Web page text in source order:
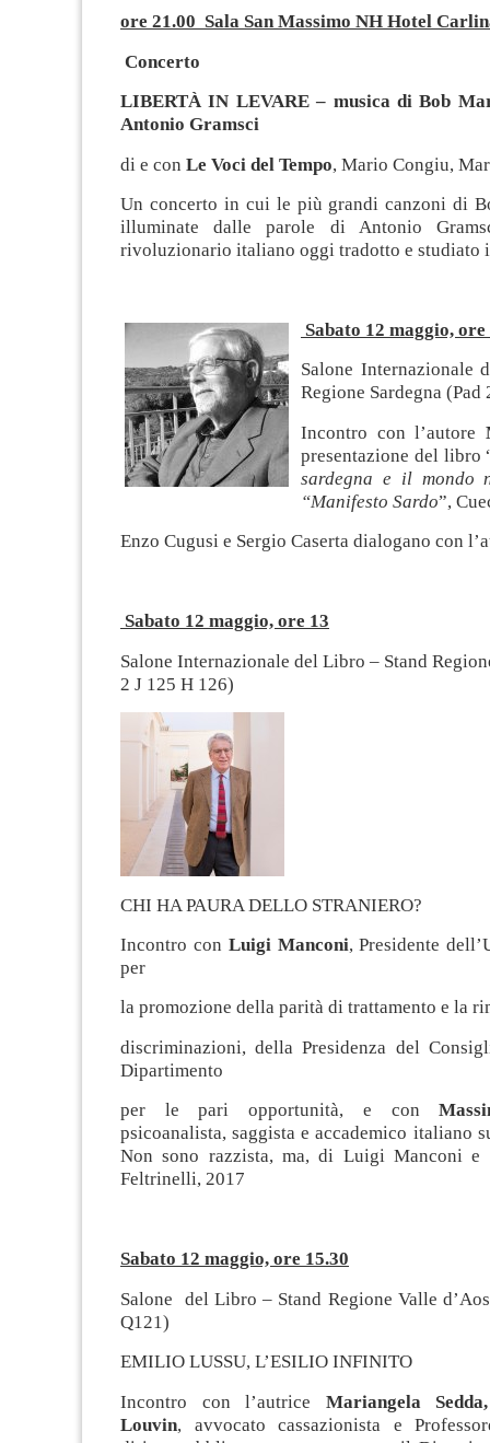
ore 21.00 Sala San Massimo NH Hotel
Concerto
LIBERTÀ IN LEVARE– musica di Bob
Antonio Gramsci
di e con Le Voci del Tempo, Mario Congiu,
Un concerto in cui le più grandi canzoni di
illuminate dalle parole di Antonio
rivoluzionario italiano oggi tradotto e studiato
Sabato 12 maggio, ore
Salone Internazionale
Regione Sardegna (Pad
Incontro con l’autore
presentazione del libro
sardegna e il mondo
“Manifesto Sardo”,
Enzo Cugusi e Sergio Caserta dialogano con
Sabato 12 maggio, ore 13
Salone Internazionale del Libro – Stand
2 J 125 H 126)
CHI HA PAURA DELLO STRANIERO?
Incontro con Luigi Manconi, Presidente
per
la promozione della parità di trattamento e la
discriminazioni, della Presidenza del
Dipartimento
per le pari opportunità, e con
psicoanalista, saggista e accademico italiano
Non sono razzista, ma, di Luigi Manconi e
Feltrinelli, 2017
Sabato 12 maggio, ore 15.30
Salone del Libro – Stand Regione Valle
Q121)
EMILIO LUSSU, L’ESILIO INFINITO
Incontro con l’autrice Mariangela Sedda,
Louvin, avvocato cassazionista e